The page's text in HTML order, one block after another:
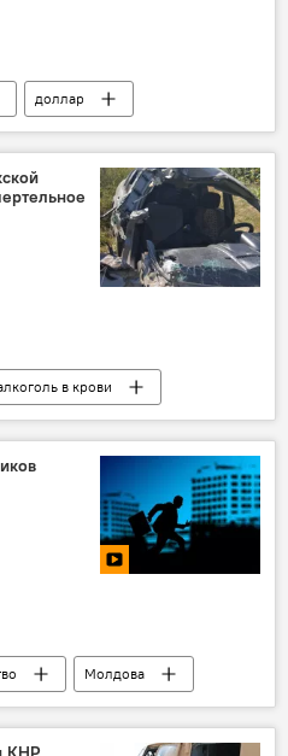
доллар
в крови
Молдова